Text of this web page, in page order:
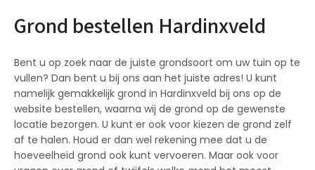
Grond bestellen Hardinxveld
Bent u op zoek naar de juiste grondsoort om uw tuin op te
vullen? Dan bent u bij ons aan het juiste adres! U kunt
namelijk gemakkelijk grond in Hardinxveld bij ons op de
website bestellen, waarna wij de grond op de gewenste
locatie bezorgen. U kunt er ook voor kiezen de grond zelf
af te halen. Houd er dan wel rekening mee dat u de
hoeveelheid grond ook kunt vervoeren. Maar ook voor